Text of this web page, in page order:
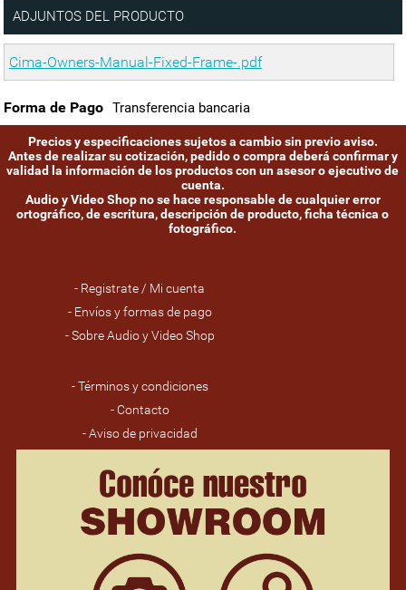
ADJUNTOS DEL PRODUCTO
Cima-Owners-Manual-Fixed-Frame-.pdf
Forma de Pago Transferencia bancaria
Precios y especificaciones sujetos a cambio sin previo aviso.
Antes de realizar su cotización, pedido o compra deberá confirmar y
validad la información de los productos con un asesor o ejecutivo de
cuenta.
Audio y Video Shop no se hace responsable de cualquier error
ortográfico, de escritura, descripción de producto, ficha técnica o
fotográfico.
- Registrate / Mi cuenta
- Envíos y formas de pago
- Sobre Audio y Video Shop
- Términos y condiciones
- Contacto
- Aviso de privacidad